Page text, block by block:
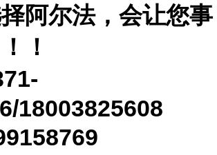
阿尔法，会让您事
！
18003825608